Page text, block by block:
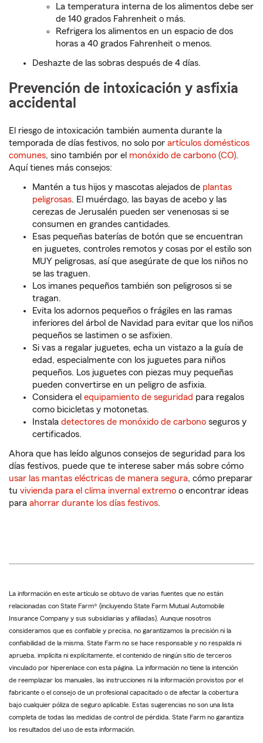
La temperatura interna de los alimentos debe ser
de 140 grados Fahrenheit o más.
Refrigera los alimentos en un espacio de dos
horas a 40 grados Fahrenheit o menos.
Deshazte de las sobras después de 4 días.
Prevención de intoxicación y asfixia
accidental
El riesgo de intoxicación también aumenta durante la
temporada de días festivos, no solo por artículos domésticos
comunes, sino también por el monóxido de carbono (CO).
Aquí tienes más consejos:
Mantén a tus hijos y mascotas alejados de plantas
peligrosas. El muérdago, las bayas de acebo y las
cerezas de Jerusalén pueden ser venenosas si se
consumen en grandes cantidades.
Esas pequeñas baterías de botón que se encuentran
en juguetes, controles remotos y cosas por el estilo son
MUY peligrosas, así que asegúrate de que los niños no
se las traguen.
Los imanes pequeños también son peligrosos si se
tragan.
Evita los adornos pequeños o frágiles en las ramas
inferiores del árbol de Navidad para evitar que los niños
pequeños se lastimen o se asfixien.
Si vas a regalar juguetes, echa un vistazo a la guía de
edad, especialmente con los juguetes para niños
pequeños. Los juguetes con piezas muy pequeñas
pueden convertirse en un peligro de asfixia.
Considera el equipamiento de seguridad para regalos
como bicicletas y motonetas.
Instala detectores de monóxido de carbono seguros y
certificados.
Ahora que has leído algunos consejos de seguridad para los
días festivos, puede que te interese saber más sobre cómo
usar las mantas eléctricas de manera segura, cómo preparar
tu vivienda para el clima invernal extremo o encontrar ideas
para ahorrar durante los días festivos.
La información en este artículo se obtuvo de varias fuentes que no están
relacionadas con State Farm® (incluyendo State Farm Mutual Automobile
Insurance Company y sus subsidiarias y afiliadas). Aunque nosotros
consideramos que es confiable y precisa, no garantizamos la precisión ni la
confiabilidad de la misma. State Farm no se hace responsable y no respalda ni
aprueba, implícita ni explícitamente, el contenido de ningún sitio de terceros
vinculado por hiperenlace con esta página. La información no tiene la intención
de reemplazar los manuales, las instrucciones ni la información provistos por el
fabricante o el consejo de un profesional capacitado o de afectar la cobertura
bajo cualquier póliza de seguro aplicable. Estas sugerencias no son una lista
completa de todas las medidas de control de pérdida. State Farm no garantiza
los resultados del uso de esta información.